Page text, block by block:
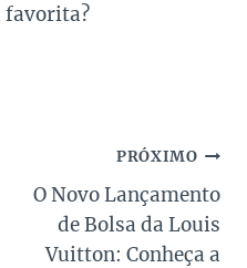
favorita?
PRÓXIMO
O Novo Lançamento
de Bolsa da Louis
Vuitton: Conheça a